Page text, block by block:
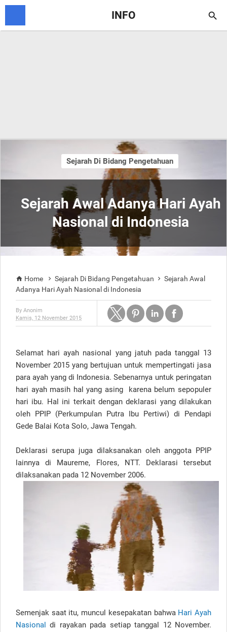
INFO 
Sejarah Awal Adanya Hari Ayah
Nasional di Indonesia
Sejarah Di Bidang Pengetahuan
 Home  Sejarah Di Bidang Pengetahuan  Sejarah Awal
Adanya Hari Ayah Nasional di Indonesia
By Anonim
Kamis, 12 November 2015
Selamat hari ayah nasional yang jatuh pada tanggal 13
November 2015 yang bertujuan untuk mempertingati jasa
para ayah yang di Indonesia. Sebenarnya untuk peringatan
hari ayah masih hal yang asing karena belum sepopuler
hari ibu. Hal ini terkait dengan deklarasi yang dilakukan
oleh PPIP (Perkumpulan Putra Ibu Pertiwi) di Pendapi
Gede Balai Kota Solo, Jawa Tengah.
Deklarasi serupa juga dilaksanakan oleh anggota PPIP
lainnya di Maureme, Flores, NTT. Deklarasi tersebut
dilaksanakan pada 12 November 2006.
Semenjak saat itu, muncul kesepakatan bahwa Hari Ayah
Nasionaldi rayakan pada setiap tanggal 12 November.